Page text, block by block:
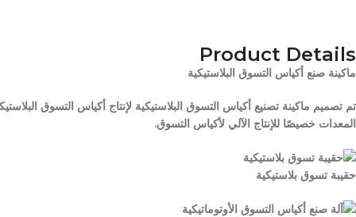
Product Details
ماكينة صنع أكياس التسوق البلاستيكية
تم تصميم ماكينة تصنيع أكياس التسوق البلاستيكية لإنتاج أكياس التسوق
المعدات خصيصًا للإنتاج الآلي لأكياس التسوق.
حقيبة تسوق بلاستيكية